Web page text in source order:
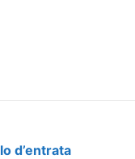
d’entrata